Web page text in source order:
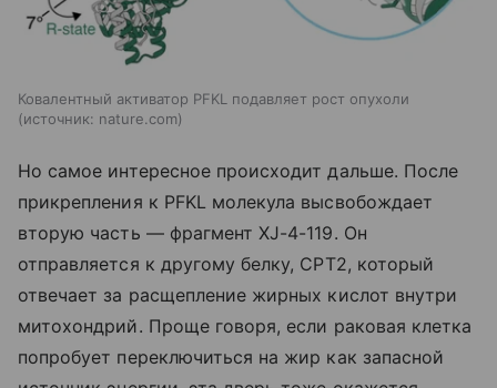
Ковалентный активатор PFKL подавляет рост опухоли
источник: nature.com
Но самое интересное происходит дальше. После
прикрепления к PFKL молекула высвобождает
вторую часть — фрагмент XJ-4-119. Он
отправляется к другому белку, CPT2, который
отвечает за расщепление жирных кислот внутри
митохондрий. Проще говоря, если раковая клетка
попробует переключиться на жир как запасной